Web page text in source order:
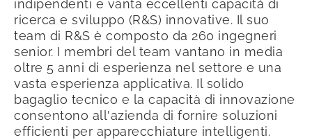
indipendenti e vanta eccellenti capacità di
ricerca e sviluppo (R&S) innovative. Il suo
team di R&S è composto da 260 ingegneri
senior. I membri del team vantano in media
oltre 5 anni di esperienza nel settore e una
vasta esperienza applicativa. Il solido
bagaglio tecnico e la capacità di innovazione
consentono all'azienda di fornire soluzioni
efficienti per apparecchiature intelligenti.